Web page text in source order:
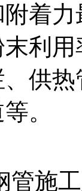
着
利
供
。
管施